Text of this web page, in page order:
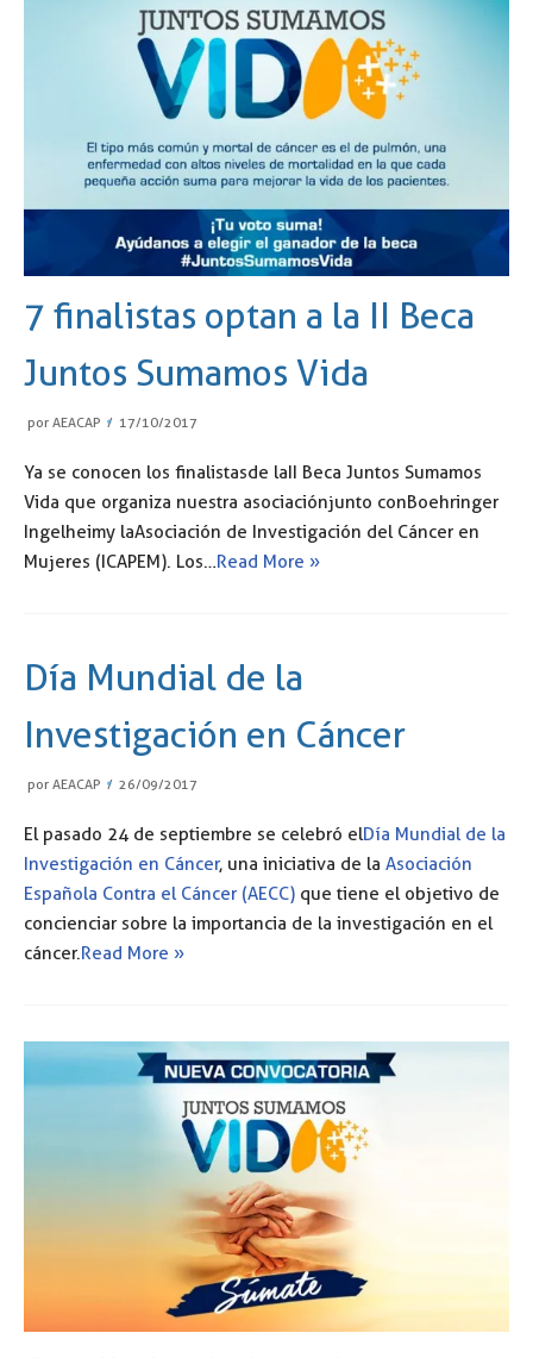
7 finalistas optan a la II Beca
Juntos Sumamos Vida
por AEACAP 17/10/2017
Ya se conocen los finalistas de la II Beca Juntos Sumamos
Vida que organiza nuestra asociación junto con Boehringer
Ingelheim y la Asociación de Investigación del Cáncer en
Mujeres (ICAPEM). Los…Read More »
Día Mundial de la
Investigación en Cáncer
por AEACAP 26/09/2017
El pasado 24 de septiembre se celebró elDía Mundial de la
Investigación en Cáncer, una iniciativa de la Asociación
Española Contra el Cáncer (AECC) que tiene el objetivo de
concienciar sobre la importancia de la investigación en el
cáncer.Read More »